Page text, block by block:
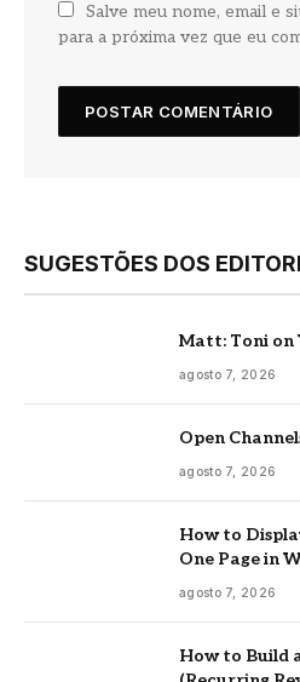
Salve meu nome, email e
para a próxima vez que eu
SUGESTÕES DOS
Matt: Toni on
agosto 7, 2026
Open
agosto 7, 2026
How to
One Page in
agosto 7, 2026
How to Build